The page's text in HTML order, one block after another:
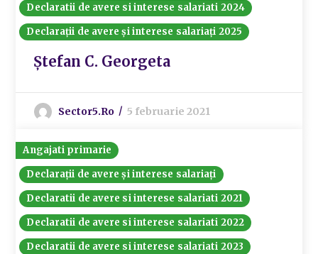
Declaratii de avere si interese salariati 2024
Declarații de avere și interese salariați 2025
Ștefan C. Georgeta
Sector5.ro 5 februarie 2021
Angajati primarie
Declarații de avere și interese salariați
Declaratii de avere si interese salariati 2021
Declaratii de avere si interese salariati 2022
Declaratii de avere si interese salariati 2023